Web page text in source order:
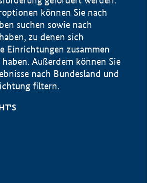
können Sie nach
suchen sowie nach
zu denen sich
Einrichtungen zusammen
haben. Außerdem können Sie
nach Bundesland und
filtern.